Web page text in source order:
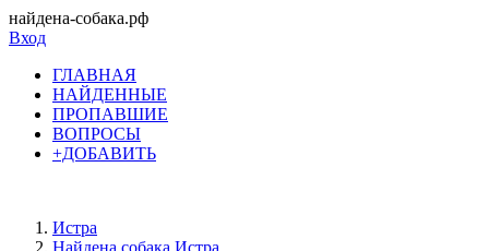
найдена-собака.рф
Вход
ГЛАВНАЯ
НАЙДЕННЫЕ
ПРОПАВШИЕ
ВОПРОСЫ
+ДОБАВИТЬ
Истра
Найдена собака Истра